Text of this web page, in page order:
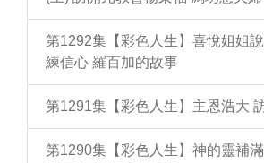
第1292集【彩色人生】喜悅姐姐
練信心 羅百加的故事
第1291集【彩色人生】主恩浩大
第1290集【彩色人生】神的靈補